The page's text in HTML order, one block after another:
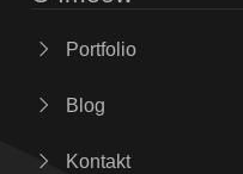
Portfolio
Blog
Kontakt